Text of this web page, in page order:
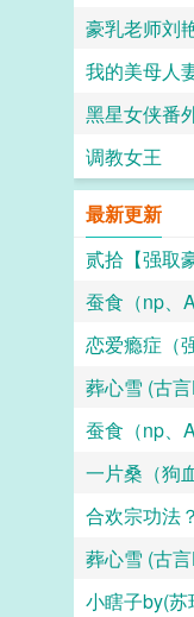
豪乳老师刘
我的美母人
黑星女侠番
调教女王
最新更新
蚕食（np、
恋爱瘾症（
葬心雪 (古
一片桑（狗
合欢宗功法
葬心雪 (古
小瞎子by(苏